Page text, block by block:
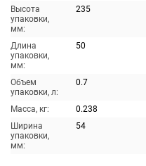
Высота
упаковки,
мм:
235
Длина
упаковки,
мм:
50
Объем
упаковки, л:
0.7
Масса, кг:
0.238
Ширина
упаковки,
мм:
54